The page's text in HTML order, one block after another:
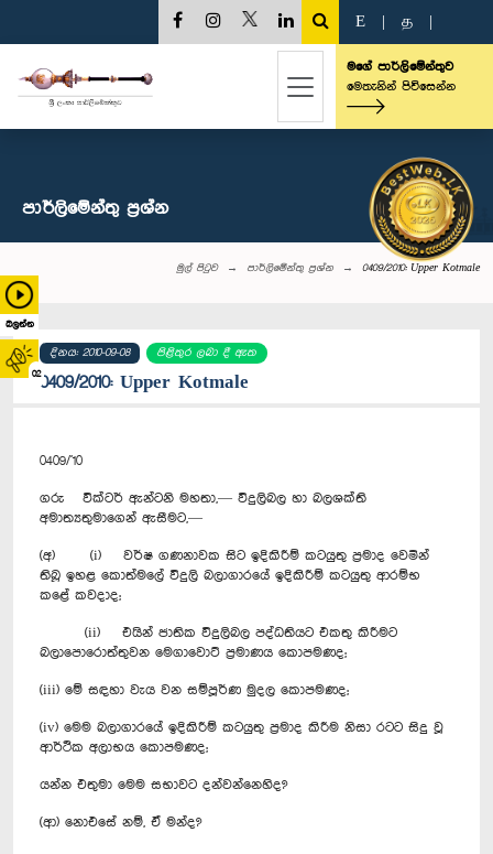
බලන්න
02
E த
මගේ පාර්ලිමේන්තුව
මෙතැනින් පිවිසෙන්න
පාර්ලි‌මේන්තු‌ ප්‍රශ්න
මුල් පිටුව පාර්ලි‌මේන්තු‌ ප්‍රශ්න 0409/2010: Upper Kotmale
දිනය: 2010-09-08 පිළිතුර ලබා දී ඇත
0409/2010: Upper Kotmale
0409/'10
ගරු වික්ටර් ඇන්ටනි මහතා,— විදුලිබල හා බලශක්ති
අමාත්‍යතුමාගෙන් ඇසීමට,—
(අ) (i) වර්ෂ ගණනාවක සිට‍ ඉදිකිරීම් කටයුතු ප්‍රමාද වෙමින්
තිබූ ඉහළ කොත්මලේ විදුලි බලාගාරයේ ඉදිකිරීම් කටයුතු ආරම්භ
කළේ කවදාද;‍
(ii) එයින් ජාතික විදුලිබල පද්ධතියට එකතු කිරීමට
බලාපොරොත්තුවන මෙගාවොට් ප්‍රමාණය කොපමණද;
(iii) මේ සඳහා වැය වන සම්පූර්ණ මුදල කොපමණද;
(iv) මෙම බලාගාරයේ ඉදිකිරීම් කටයුතු ප්‍රමාද කිරීම නිසා රටට සිදු වූ
ආර්ථික අලාභය කොපමණද;
යන්න එතුමා මෙම සභාවට දන්වන්නෙහිද?
(ආ) නොඑසේ නම්, ඒ මන්ද?